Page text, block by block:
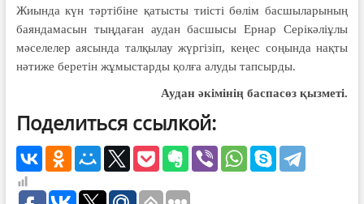
Жиында күн тәртібіне қатысты тиісті бөлім басшыларының
баяндамасын тыңдаған аудан басшысы Ернар Серікәліұлы
мәселелер аясында талқылау жүргізіп, кеңес соңында нақты
нәтиже беретін жұмыстарды қолға алуды тапсырды.
Аудан әкімініңбаспасөз қызметі.
Поделиться ссылкой: